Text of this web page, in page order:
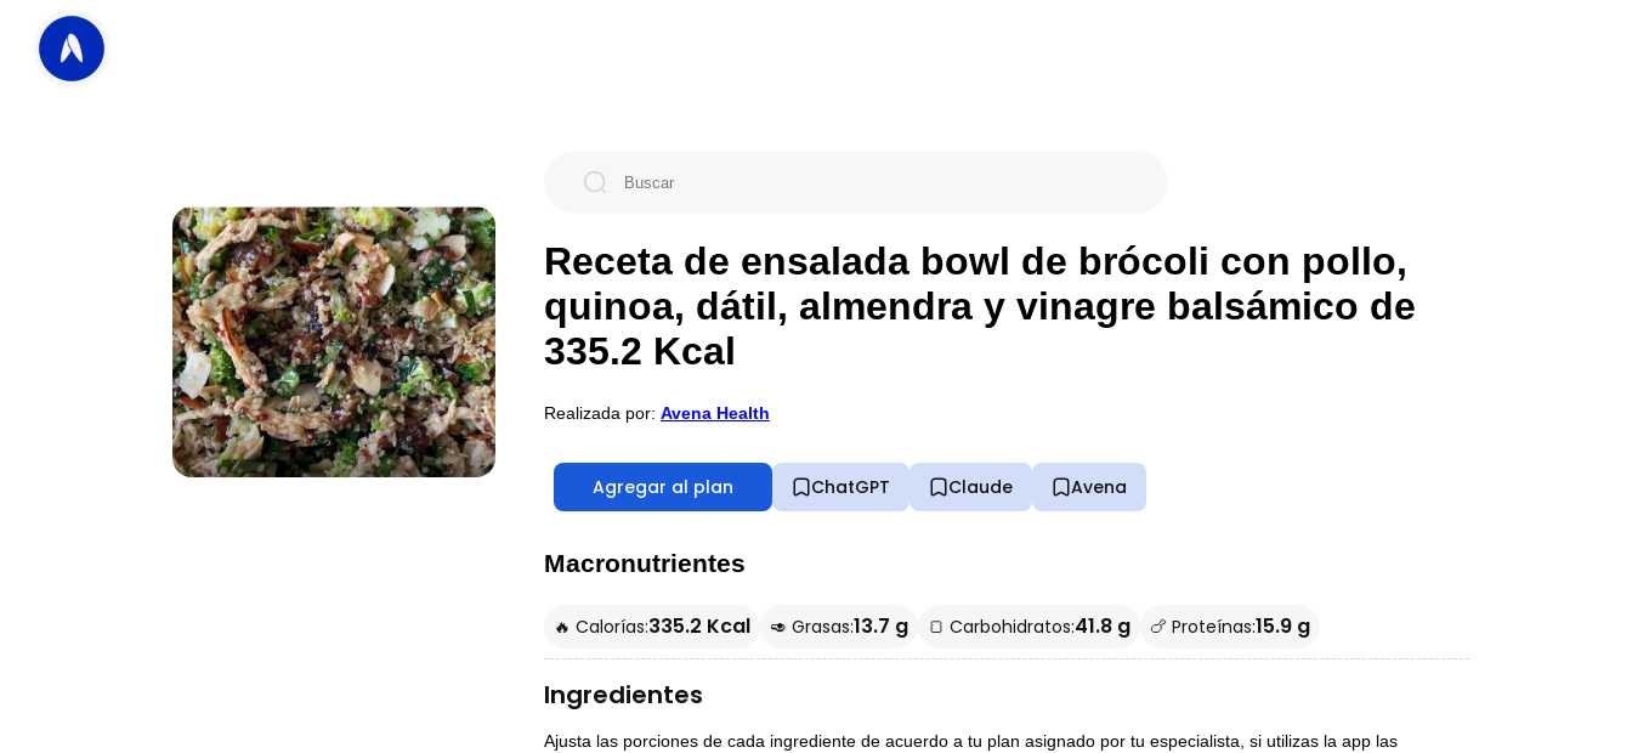
Receta de ensalada bowl de brócoli con pollo,
quinoa, dátil, almendra y vinagre balsámico de
335.2 Kcal
Realizada por: Avena Health
Agregar al plan ChatGPT Claude Avena
Macronutrientes
🔥 Calorías:335.2 Kcal 🥑 Grasas:13.7 g 🍞 Carbohidratos:41.8 g 🍗 Proteínas:15.9 g
Ingredientes
Ajusta las porciones de cada ingrediente de acuerdo a tu plan asignado por tu especialista, si utilizas la app las